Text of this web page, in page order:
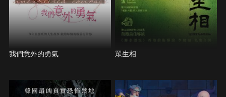
我們意外的勇氣 眾生相